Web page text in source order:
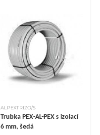
ALPEXTRIZO/S
Trubka PEX-AL-PEX s izolací
6 mm, šedá